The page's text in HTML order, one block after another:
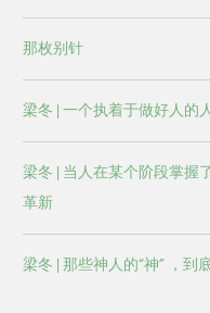
那枚别针
梁冬 | 一个执着于做好人的
梁冬 | 当人在某个阶段掌握
革新
梁冬 | 那些神人的“神” ，到